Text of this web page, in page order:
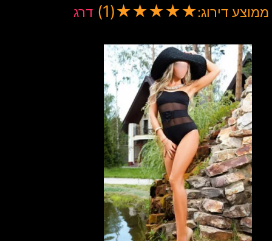
ממוצע דירוג:★
★
★
★
★
(1) דרג